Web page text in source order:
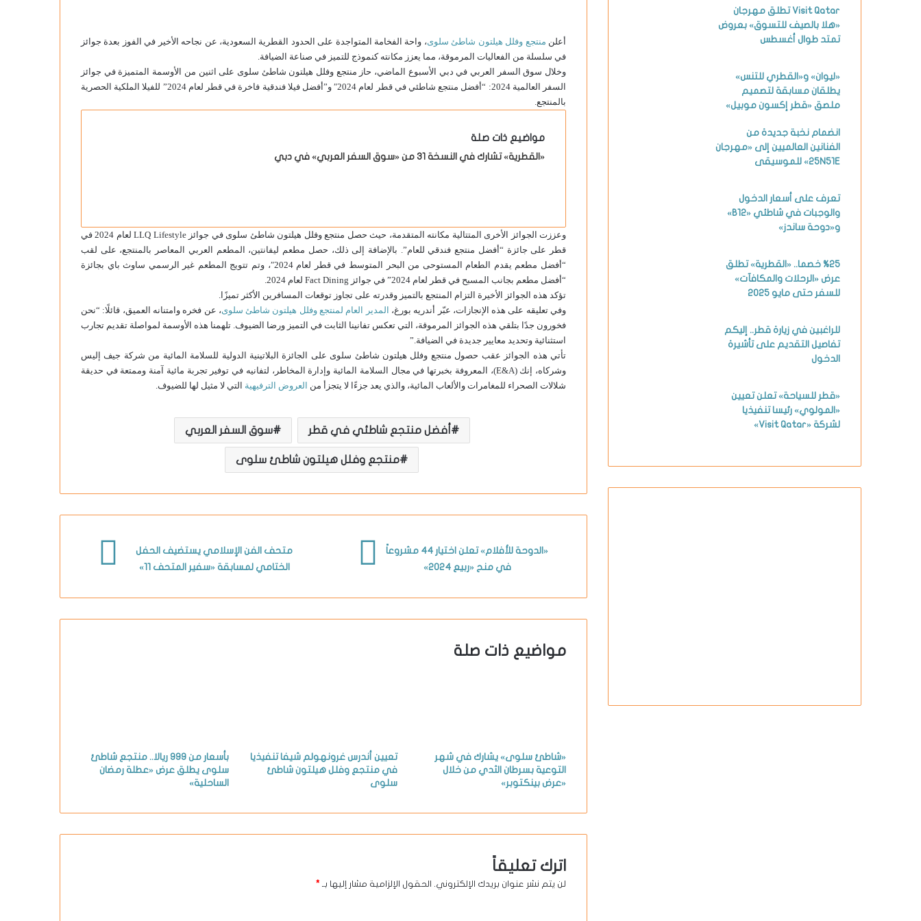
أعلن منتجع وفلل هيلتون شاطئ سلوى، واحة الفخامة المتواجدة على الحدود القطرية السعودية، عن نجاحه الأخير في الفوز بعدة جوائز
في سلسلة من الفعاليات المرموقة، مما يعزز مكانته كنموذج للتميز في صناعة الضيافة.
وخلال سوق السفر العربي في دبي الأسبوع الماضي، حاز منتجع وفلل هيلتون شاطئ سلوى على اثنين من الأوسمة المتميزة في جوائز
السفر العالمية 2024: “أفضل منتجع شاطئي في قطر لعام 2024″ و”أفضل فيلا فندقية فاخرة في قطر لعام 2024” للفيلا الملكية الحصرية
بالمنتجع.
مواضيع ذات صلة
«القطرية» تشارك في النسخة 31 من «سوق السفر العربي» في دبي
وعززت الجوائز الأخرى المتتالية مكانته المتقدمة، حيث حصل منتجع وفلل هيلتون شاطئ سلوى في جوائز LLQ Lifestyle لعام 2024 في
قطر على جائزة “أفضل منتجع فندقي للعام”. بالإضافة إلى ذلك، حصل مطعم ليفانتين، المطعم العربي المعاصر بالمنتجع، على لقب
“أفضل مطعم يقدم الطعام المستوحى من البحر المتوسط في قطر لعام 2024″، وتم تتويج المطعم غير الرسمي ساوث باي بجائزة
“أفضل مطعم بجانب المسبح في قطر لعام 2024” في جوائز Fact Dining لعام 2024.
تؤكد هذه الجوائز الأخيرة التزام المنتجع بالتميز وقدرته على تجاوز توقعات المسافرين الأكثر تميزًا.
وفي تعليقه على هذه الإنجازات، عبّر أندريه بورغ، المدير العام لمنتجع وفلل هيلتون شاطئ سلوى، عن فخره وامتنانه العميق، قائلًا: “نحن
فخورون جدًا بتلقي هذه الجوائز المرموقة، التي تعكس تفانينا الثابت في التميز ورضا الضيوف. تلهمنا هذه الأوسمة لمواصلة تقديم تجارب
استثنائية وتحديد معايير جديدة في الضيافة.”
تأتي هذه الجوائز عقب حصول منتجع وفلل هيلتون شاطئ سلوى على الجائزة البلاتينية الدولية للسلامة المائية من شركة جيف إليس
وشركاه، إنك (E&A)، المعروفة بخبرتها في مجال السلامة المائية وإدارة المخاطر، لتفانيه في توفير تجربة مائية آمنة وممتعة في حديقة
شلالات الصحراء للمغامرات والألعاب المائية، والذي يعد جزءًا لا يتجزأ من العروض الترفيهية التي لا مثيل لها للضيوف.
أفضل منتجع شاطئي في قطر سوق السفر العربي
منتجع وفلل هيلتون شاطئ سلوى
متحف الفن الإسلامي يستضيف الحفل
الختامي لمسابقة «سفير المتحف 11»
«الدوحة للأفلام» تعلن اختيار 44 مشروعاً
في منح «ربيع 2024»
مواضيع ذات صلة
بأسعار من 999 ريالا.. منتجع شاطئ
سلوى يطلق عرض «عطلة رمضان
الساحلية»
تعيين أندرس غرونهولم شيفا تنفيذيا
في منتجع وفلل هيلتون شاطئ
سلوى
«شاطئ سلوى» يشارك في شهر
التوعية بسرطان الثدي من خلال
«عرض بينكتوبر»
اترك تعليقاً
لن يتم نشر عنوان بريدك الإلكتروني. الحقول الإلزامية مشار إليها بـ *
Visit Qatar تطلق مهرجان
«هلا بالصيف للتسوق» بعروض
تمتد طوال أغسطس
«ليوان» و«القطري للتنس»
يطلقان مسابقة لتصميم
ملصق «قطر إكسون موبيل»
انضمام نخبة جديدة من
الفنانين العالميين إلى «مهرجان
25N51E» للموسيقى
تعرف على أسعار الدخول
والوجبات في شاطئي «B12»
و«دوحة ساندز»
%25 خصما.. «القطرية» تطلق
عرض «الرحلات والمكافآت»
للسفر حتى مايو 2025
للراغبين في زيارة قطر.. إليكم
تفاصيل التقديم على تأشيرة
الدخول
«قطر للسياحة» تعلن تعيين
«المولوي» رئيسا تنفيذيا
لشركة «Visit Qatar»